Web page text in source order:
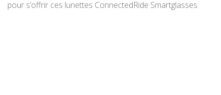
pour s’offrir ces lunettes ConnectedRide Smartglasses.